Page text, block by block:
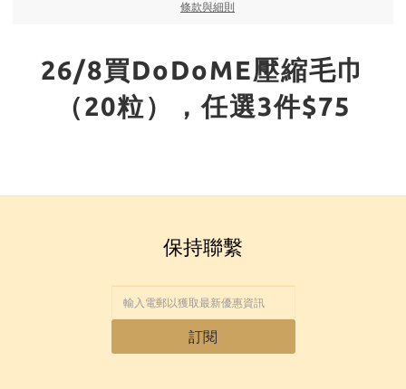
條款與細則
26/8買DoDoME壓縮毛巾
（20粒），任選3件$75
保持聯繫
訂閱